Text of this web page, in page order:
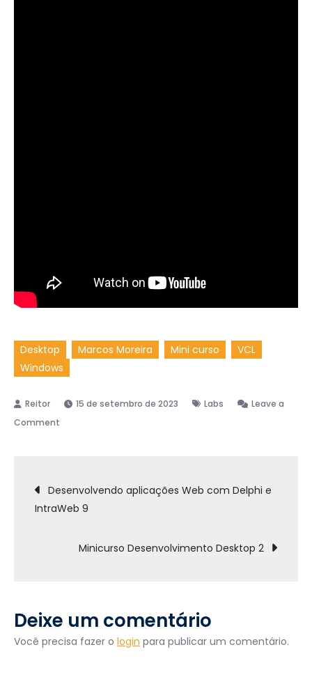
Desktop Marcos Moreira Mini curso
VCL
Windows
15 de setembro de 2023 Labs
Leave a
Comment
1
Navegação
de
Post
Desenvolvendo aplicações Web com Delphi e
IntraWeb 9
Minicurso Desenvolvimento Desktop 2
Deixe um comentário
Você precisa fazer o login para publicar um comentário.